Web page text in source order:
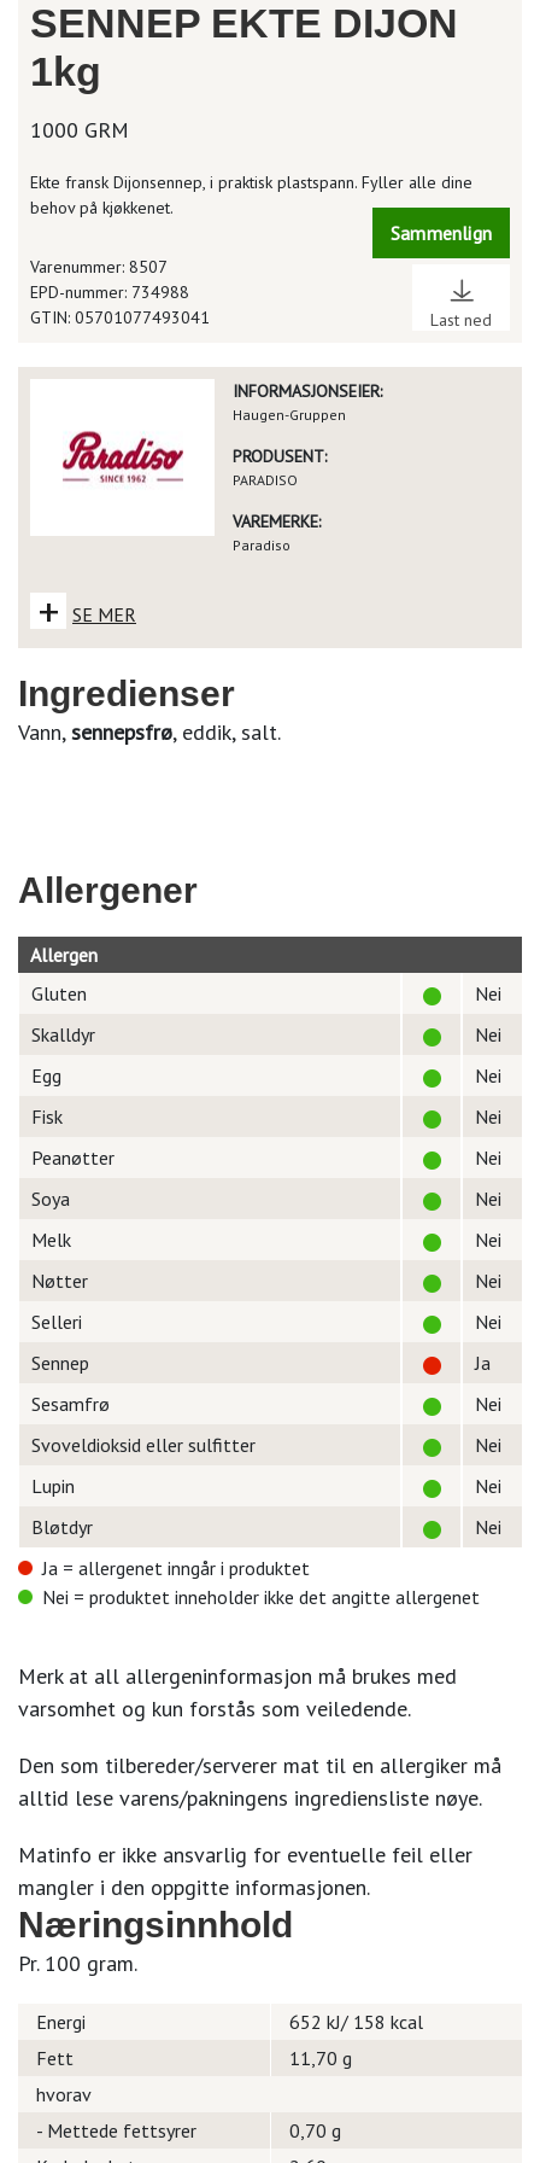
SENNEP EKTE DIJON
1kg
1000 GRM
Ekte fransk Dijonsennep, i praktisk plastspann. Fyller alle dine
behov på kjøkkenet.
Sammenlign
Last ned
Varenummer: 8507
EPD-nummer: 734988
GTIN: 05701077493041
INFORMASJONSEIER:
Haugen-Gruppen
PRODUSENT:
PARADISO
VAREMERKE:
Paradiso
+ SE MER
Ingredienser
Vann,sennepsfrø, eddik, salt.
Allergener
Allergen
Gluten
Nei
Skalldyr
Nei
Egg
Nei
Fisk
Nei
Peanøtter
Nei
Soya
Nei
Melk
Nei
Nøtter
Nei
Selleri
Nei
Sennep
Ja
Sesamfrø
Nei
Svoveldioksid eller sulfitter
Nei
Lupin
Nei
Bløtdyr
Nei
Ja = allergenet inngår i produktet
Nei = produktet inneholder ikke det angitte allergenet
Merk at all allergeninformasjon må brukes med
varsomhet og kun forstås som veiledende.
Den som tilbereder/serverer mat til en allergiker må
alltid lese varens/pakningens ingrediensliste nøye.
Matinfo er ikke ansvarlig for eventuelle feil eller
mangler i den oppgitte informasjonen.
Næringsinnhold
Pr. 100 gram.
Energi
652 kJ/ 158 kcal
Fett
11,70 g
hvorav
- Mettede fettsyrer
0,70 g